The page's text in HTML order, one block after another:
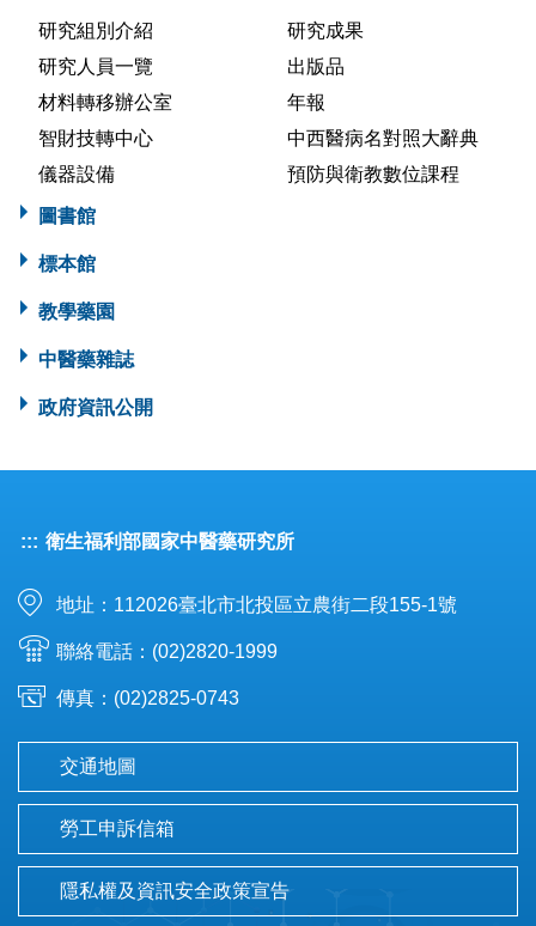
研究組別介紹
研究人員一覽
材料轉移辦公室
智財技轉中心
儀器設備
研究成果
出版品
年報
中西醫病名對照大辭典
預防與衛教數位課程
圖書館
標本館
教學藥園
中醫藥雜誌
政府資訊公開
::: 衛生福利部國家中醫藥研究所
地址：112026臺北市北投區立農街二段155-1號
聯絡電話：(02)2820-1999
傳真：(02)2825-0743
交通地圖
勞工申訴信箱
隱私權及資訊安全政策宣告